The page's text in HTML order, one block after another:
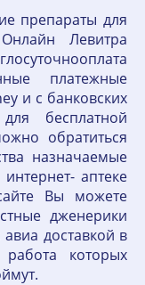
препараты для
Левитра
платежные
и с банковских
бесплатной
обратиться
назначаемые
аптеке
Вы можете
дженерики
доставкой в
которых